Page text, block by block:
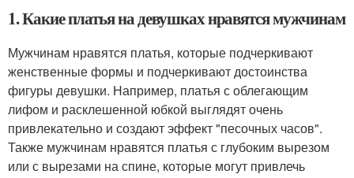
1. Какие платья на девушках нравятся мужчинам
Мужчинам нравятся платья, которые подчеркивают
женственные формы и подчеркивают достоинства
фигуры девушки. Например, платья с облегающим
лифом и расклешенной юбкой выглядят очень
привлекательно и создают эффект "песочных часов".
Также мужчинам нравятся платья с глубоким вырезом
или с вырезами на спине, которые могут привлечь